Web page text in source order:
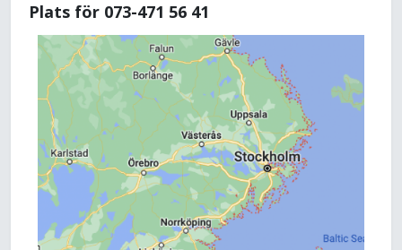
Plats för 073-471 56 41